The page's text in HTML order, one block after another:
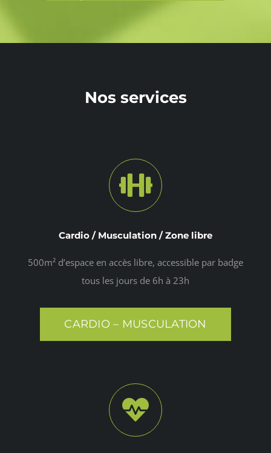
Nos services
Cardio / Musculation / Zone libre
500m² d’espace en accès libre, accessible par badge
tous les jours de 6h à 23h
CARDIO – MUSCULATION